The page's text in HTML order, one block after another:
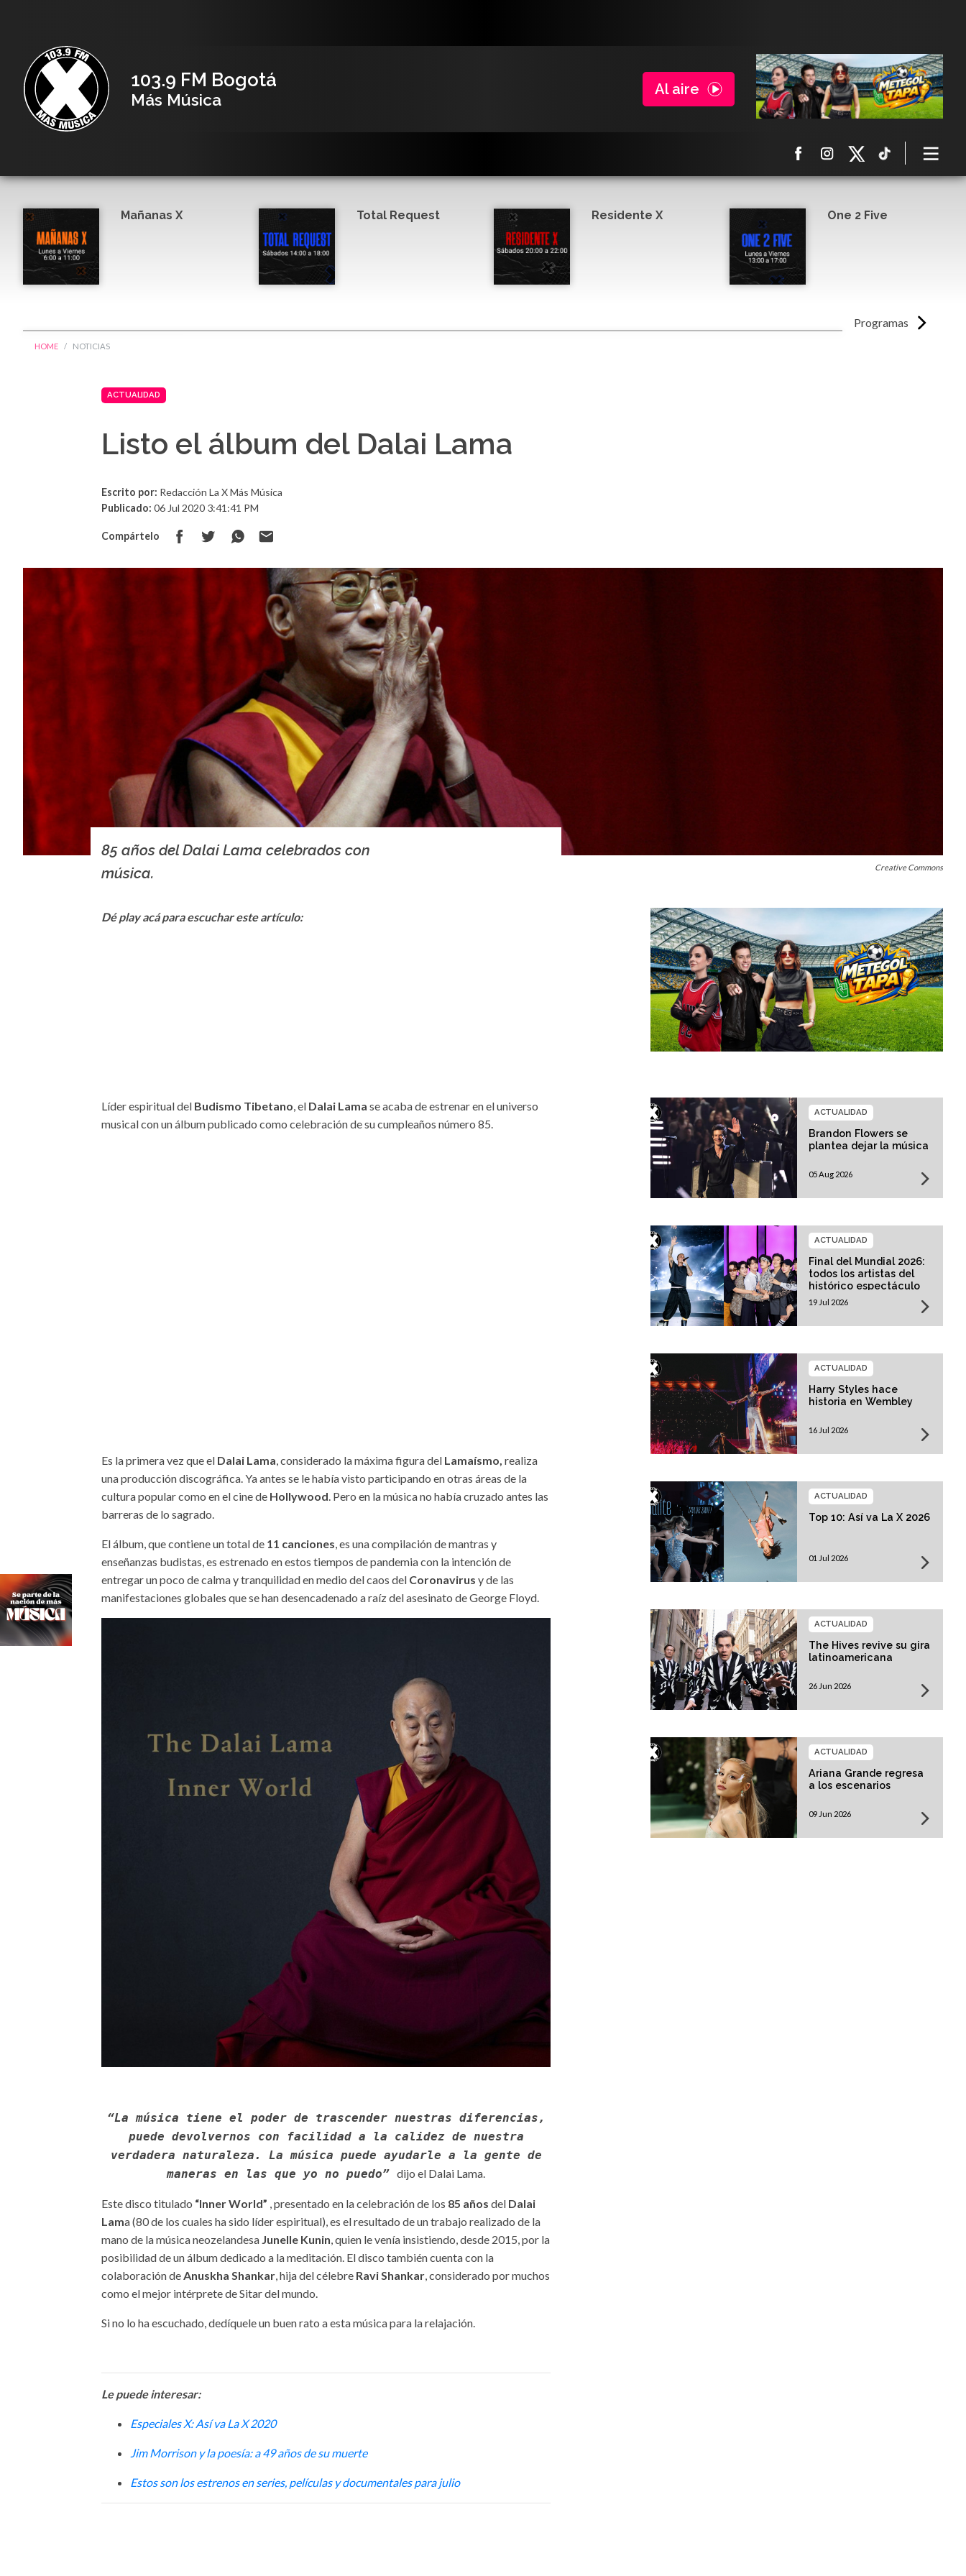
103.9 FM Bogotá
Más Música
Al aire
Programas
Mañanas X Total Request Residente X One 2 Five
HOME NOTICIAS
ACTUALIDAD
Listo el álbum del Dalai Lama
Escrito por: Redacción La X Más Música
Publicado: 06 Jul 2020 3:41:41 PM
Compártelo
Creative Commons
85 años del Dalai Lama celebrados con
música.
Dé play acá para escuchar este artículo:
Líder espiritual del Budismo Tibetano, el Dalai Lama se acaba de estrenar en el universo
musical con un álbum publicado como celebración de su cumpleaños número 85.
Es la primera vez que el Dalai Lama, considerado la máxima figura del Lamaísmo, realiza
una producción discográfica. Ya antes se le había visto participando en otras áreas de la
cultura popular como en el cine de Hollywood. Pero en la música no había cruzado antes las
barreras de lo sagrado.
El álbum, que contiene un total de 11 canciones, es una compilación de mantras y
enseñanzas budistas, es estrenado en estos tiempos de pandemia con la intención de
entregar un poco de calma y tranquilidad en medio del caos del Coronavirus y de las
manifestaciones globales que se han desencadenado a raíz del asesinato de George Floyd.
“La música tiene el poder de trascender nuestras diferencias,
puede devolvernos con facilidad a la calidez de nuestra
verdadera naturaleza. La música puede ayudarle a la gente de
maneras en las que yo no puedo”dijo el Dalai Lama.
Este disco titulado “Inner World” , presentado en la celebración de los 85 años del Dalai
Lama (80 de los cuales ha sido líder espiritual), es el resultado de un trabajo realizado de la
mano de la música neozelandesa Junelle Kunin, quien le venía insistiendo, desde 2015, por la
posibilidad de un álbum dedicado a la meditación. El disco también cuenta con la
colaboración deAnuskha Shankar, hija del célebre Ravi Shankar, considerado por muchos
como el mejor intérprete de Sitar del mundo.
Si no lo ha escuchado, dedíquele un buen rato a esta música para la relajación.
Le puede interesar:
Especiales X: Así va La X 2020
Jim Morrison y la poesía: a 49 años de su muerte
Estos son los estrenos en series, películas y documentales para julio
Brandon Flowers se
plantea dejar la música
ACTUALIDAD
05 Aug 2026
Final del Mundial 2026:
todos los artistas del
histórico espectáculo
ACTUALIDAD
19 Jul 2026
Harry Styles hace
historia en Wembley
ACTUALIDAD
16 Jul 2026
Top 10: Así va La X 2026
ACTUALIDAD
01 Jul 2026
The Hives revive su gira
latinoamericana
ACTUALIDAD
26 Jun 2026
Ariana Grande regresa
a los escenarios
ACTUALIDAD
09 Jun 2026